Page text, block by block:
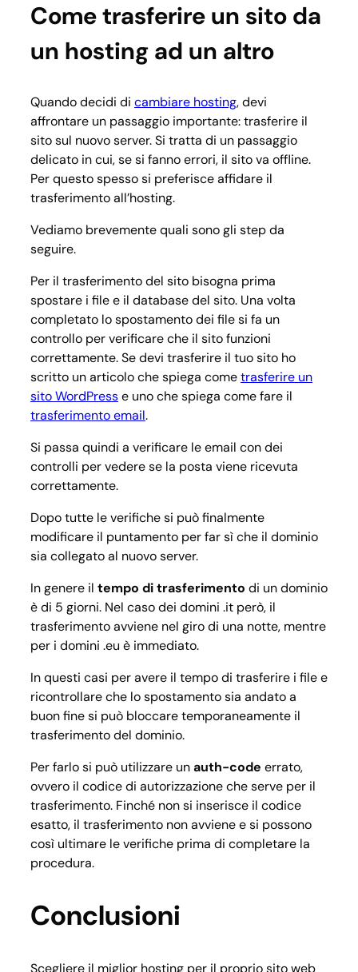
Come trasferire un sito da
un hosting ad un altro
Quando decidi di cambiare hosting, devi
affrontare un passaggio importante: trasferire il
sito sul nuovo server. Si tratta di un passaggio
delicato in cui, se si fanno errori, il sito va offline.
Per questo spesso si preferisce affidare il
trasferimento all’hosting.
Vediamo brevemente quali sono gli step da
seguire.
Per il trasferimento del sito bisogna prima
spostare i file e il database del sito. Una volta
completato lo spostamento dei file si fa un
controllo per verificare che il sito funzioni
correttamente. Se devi trasferire il tuo sito ho
scritto un articolo che spiega cometrasferire un
sito WordPresse uno che spiega come fare il
trasferimento email.
Si passa quindi a verificare le email con dei
controlli per vedere se la posta viene ricevuta
correttamente.
Dopo tutte le verifiche si può finalmente
modificare il puntamento per far sì che il dominio
sia collegato al nuovo server.
In genere il tempo di trasferimento di un dominio
è di 5 giorni. Nel caso dei domini .it però, il
trasferimento avviene nel giro di una notte, mentre
per i domini .eu è immediato.
In questi casi per avere il tempo di trasferire i file e
ricontrollare che lo spostamento sia andato a
buon fine si può bloccare temporaneamente il
trasferimento del dominio.
Per farlo si può utilizzare unauth-code errato,
ovvero il codice di autorizzazione che serve per il
trasferimento. Finché non si inserisce il codice
esatto, il trasferimento non avviene e si possono
così ultimare le verifiche prima di completare la
procedura.
Conclusioni
Scegliere il miglior hosting per il proprio sito web